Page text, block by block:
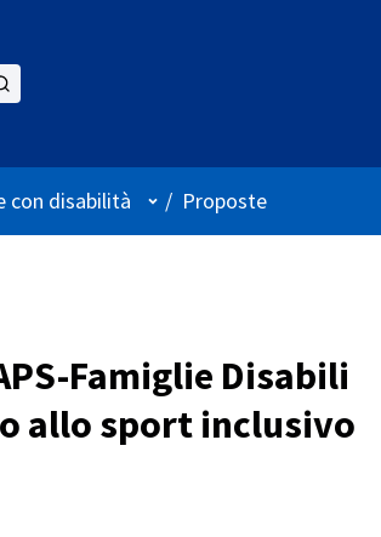
con disabilità Menù utente
/ Proposte
Famiglie Disabili
allo sport inclusivo